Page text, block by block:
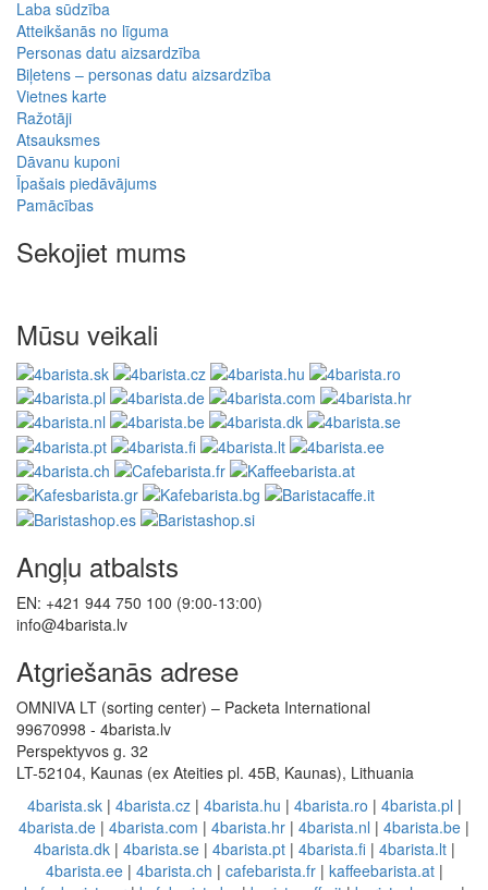
Laba sūdzība
Atteikšanās no līguma
Personas datu aizsardzība
Biļetens – personas datu aizsardzība
Vietnes karte
Ražotāji
Atsauksmes
Dāvanu kuponi
Īpašais piedāvājums
Pamācības
Sekojiet mums
Mūsu veikali
Angļu atbalsts
EN: +421 944 750 100 (9:00-13:00)
info@4barista.lv
Atgriešanās adrese
OMNIVA LT (sorting center) – Packeta International
99670998 - 4barista.lv
Perspektyvos g. 32
LT-52104, Kaunas (ex Ateities pl. 45B, Kaunas), Lithuania
4barista.sk| 4barista.cz| 4barista.hu | 4barista.ro | 4barista.pl |
4barista.de | 4barista.com | 4barista.hr | 4barista.nl | 4barista.be |
4barista.dk| 4barista.se| 4barista.pt| 4barista.fi| 4barista.lt|
4barista.ee| 4barista.ch | cafebarista.fr| kaffeebarista.at|